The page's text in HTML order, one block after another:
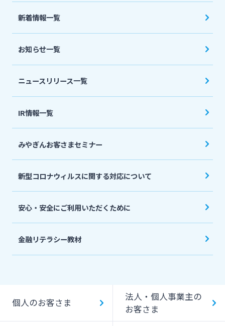
法人・個人事業主のお客さま
宮崎銀行について
ニュースリリース一覧
採用情報
お問い合わせ先一覧
新着情報一覧
お知らせ一覧
ニュースリリース一覧
IR情報一覧
みやぎんお客さまセミナー
新型コロナウィルスに関する対応について
安心・安全にご利用いただくために
金融リテラシー教材
個人のお客さま
法人・個人事業主の
お客さま